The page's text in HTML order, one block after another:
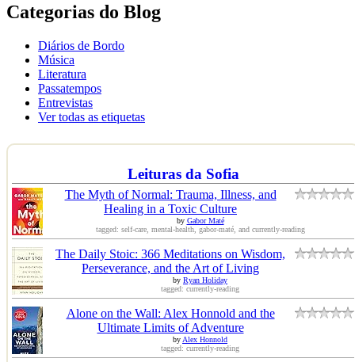
Categorias do Blog
Diários de Bordo
Música
Literatura
Passatempos
Entrevistas
Ver todas as etiquetas
Leituras da Sofia
The Myth of Normal: Trauma, Illness, and
Healing in a Toxic Culture
by Gabor Maté
tagged: self-care, mental-health, gabor-maté, and currently-reading
The Daily Stoic: 366 Meditations on Wisdom,
Perseverance, and the Art of Living
by Ryan Holiday
tagged: currently-reading
Alone on the Wall: Alex Honnold and the
Ultimate Limits of Adventure
byAlex Honnold
tagged: currently-reading